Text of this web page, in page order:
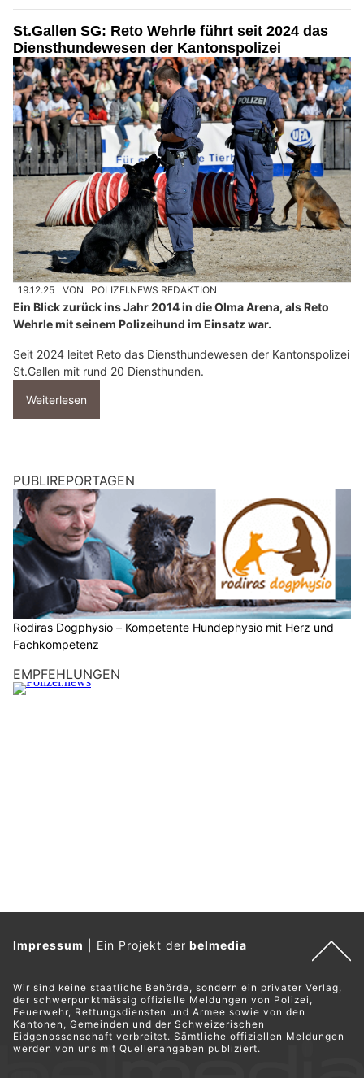
St.Gallen SG: Reto Wehrle führt seit 2024 das
Diensthundewesen der Kantonspolizei
19.12.25 VON POLIZEI.NEWS REDAKTION
Ein Blick zurück ins Jahr 2014 in die Olma Arena, als Reto
Wehrle mit seinem Polizeihund im Einsatz war.
Seit 2024 leitet Reto das Diensthundewesen der Kantonspolizei
St.Gallen mit rund 20 Diensthunden.
Weiterlesen
PUBLIREPORTAGEN
Rodiras Dogphysio – Kompetente Hundephysio mit Herz und
Fachkompetenz
EMPFEHLUNGEN
Impressum Ein Projekt derbelmedia
Wir sind keine staatliche Behörde, sondern ein privater Verlag,
der schwerpunktmässig offizielle Meldungen von Polizei,
Feuerwehr, Rettungsdiensten und Armee sowie von den
Kantonen, Gemeinden und der Schweizerischen
Eidgenossenschaft verbreitet. Sämtliche offiziellen Meldungen
werden von uns mit Quellenangaben publiziert.